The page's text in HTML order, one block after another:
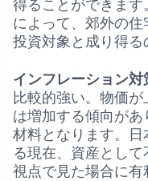
得ることができま
によって、郊外の
投資対象と成り得る
インフレーション対
比較的強い。物価
は増加する傾向が
材料となります。
る現在、資産とし
視点で見た場合に有